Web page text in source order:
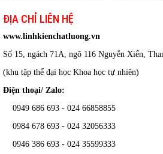
ĐỊA CHỈ LIÊN HỆ
www.linhkienchatluong.vn
Số 15, ngách 71A, ngõ 116 Nguyễn Xiển,
(khu tập thể đại học Khoa học tự nhiên)
Điện thoại/ Zalo:
0949 686 693 - 024 66858855
0984 678 693 - 024 32056333
0946 386 693 - 024 35599333